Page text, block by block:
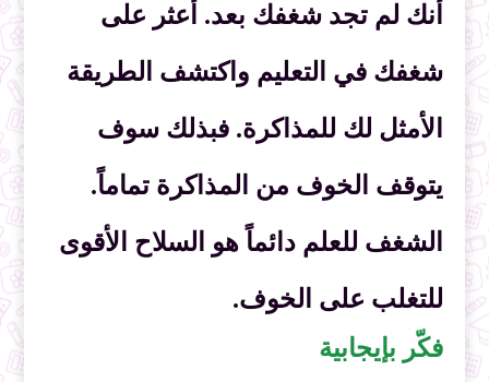
أنك لم تجد شغفك بعد. أعثر على
شغفك في التعليم واكتشف الطريقة
الأمثل لك للمذاكرة. فبذلك سوف
يتوقف الخوف من المذاكرة تماماً.
الشغف للعلم دائماً هو السلاح الأقوى
للتغلب على الخوف.
فكّر بإيجابية